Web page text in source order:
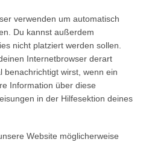
verwenden um automatisch
Du kannst außerdem
nicht platziert werden sollen.
Internetbrowser derart
benachrichtigt wirst, wenn ein
Information über diese
in der Hilfesektion deines
Website möglicherweise